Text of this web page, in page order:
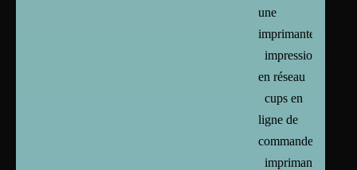
une
imprimante
impression
en réseau
cups en
ligne de
commande
imprimante